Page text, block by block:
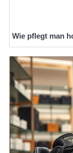
Wie pflegt man